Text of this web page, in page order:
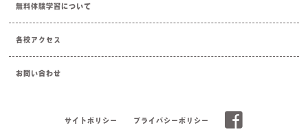
無料体験学習について
各校アクセス
お問い合わせ
サイトポリシー プライバシーポリシー